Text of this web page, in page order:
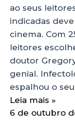
ao seus
indicadas
cinema. Com
leitores
doutor
genial.
espalhou o
Leia mais »
6 de outubro